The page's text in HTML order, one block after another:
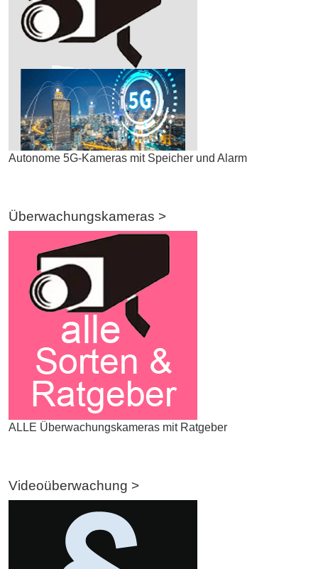
Autonome 5G-Kameras mit Speicher und Alarm
Überwachungskameras >
ALLE Überwachungskameras mit Ratgeber
Videoüberwachung >